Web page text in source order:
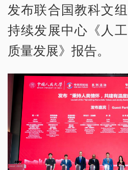
发布联合国教科文
持续发展中心《人
质量发展》报告。